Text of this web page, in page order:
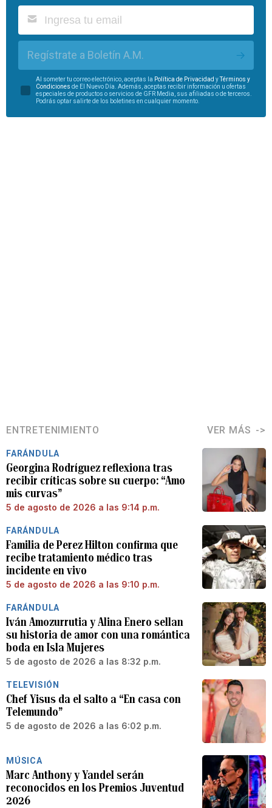
Regístrate a Boletín A.M.
Al someter tu correo electrónico, aceptas la Política de Privacidad yTérminos y
Condiciones de El Nuevo Día. Además, aceptas recibir información u ofertas
especiales de productos o servicios de GFR Media, sus afiliadas o de terceros.
Podrás optar salirte de los boletines en cualquier momento.
ENTRETENIMIENTO VER MÁS
FARÁNDULA
Georgina Rodríguez reflexiona tras
recibir críticas sobre su cuerpo: “Amo
mis curvas”
5 de agosto de 2026 a las 9:14 p.m.
FARÁNDULA
Familia de Perez Hilton confirma que
recibe tratamiento médico tras
incidente en vivo
5 de agosto de 2026 a las 9:10 p.m.
FARÁNDULA
Iván Amozurrutia y Alina Enero sellan
su historia de amor con una romántica
boda en Isla Mujeres
5 de agosto de 2026 a las 8:32 p.m.
TELEVISIÓN
Chef Yisus da el salto a “En casa con
Telemundo”
5 de agosto de 2026 a las 6:02 p.m.
MÚSICA
Marc Anthony y Yandel serán
reconocidos en los Premios Juventud
2026